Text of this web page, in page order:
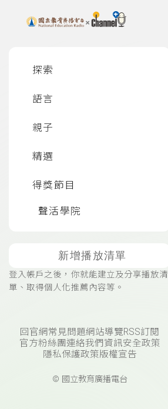
上方功能區塊
探索
語言
親子
精選
得獎節目
聲活學院
新增播放清單
登入帳戶之後，你就能建立及分享播放清
單、取得個人化推薦內容等。
回官網常見問題網站導覽RSS訂閱
官方粉絲團連絡我們 資訊安全政策
隱私保護政策版權宣告
© 國立教育廣播電台